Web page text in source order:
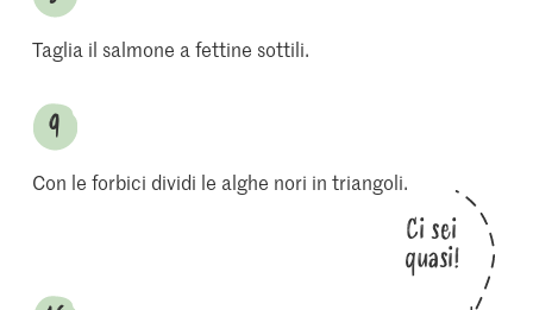
Taglia il salmone a fettine sottili.
Con le forbici dividi le alghe nori in triangoli.
Ci sei
quasi!